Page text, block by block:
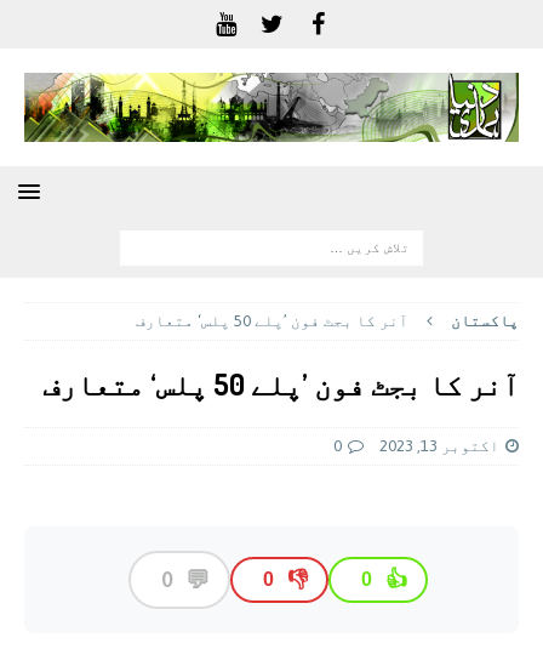
پاکستان آنر کا بجٹ فون ’پلے 50 پلس‘ متعارف
آنر کا بجٹ فون ’پلے 50 پلس‘ متعارف
اکتوبر 13, 2023 0
👍
0
👎
0
💬
0